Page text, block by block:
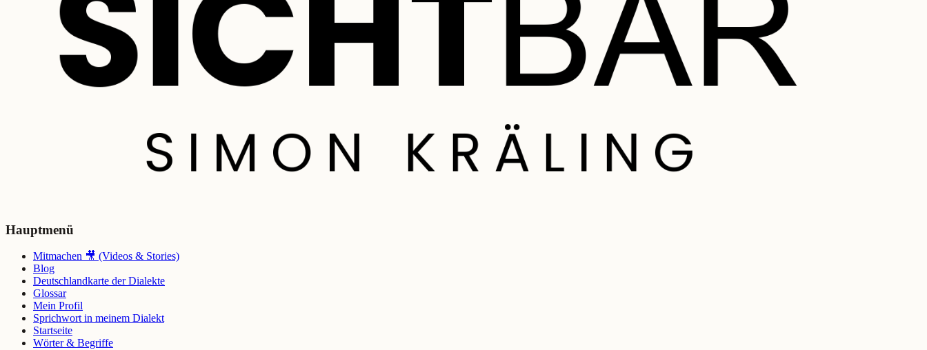
Hauptmenü
Mitmachen 🎥 (Videos & Stories)
Blog
Deutschlandkarte der Dialekte
Glossar
Mein Profil
Sprichwort in meinem Dialekt
Startseite
Wörter & Begriffe